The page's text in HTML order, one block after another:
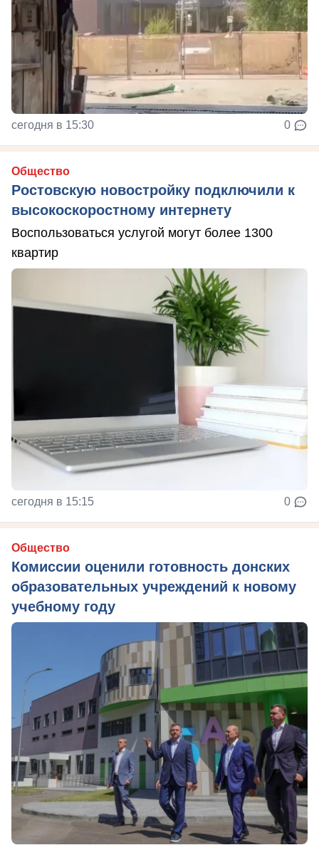
сегодня в 15:30 0
Общество
Ростовскую новостройку подключили к
высокоскоростному интернету
Воспользоваться услугой могут более 1300
квартир
сегодня в 15:15 0
Общество
Комиссии оценили готовность донских
образовательных учреждений к новому
учебному году